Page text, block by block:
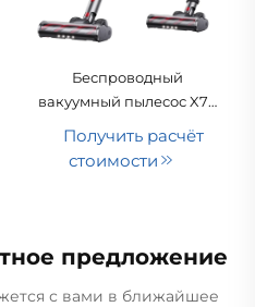
Беспроводный
вакуумный пылесос X7A
вертикального
Получить расчёт
стоимости
предложение
с вами в ближайшее